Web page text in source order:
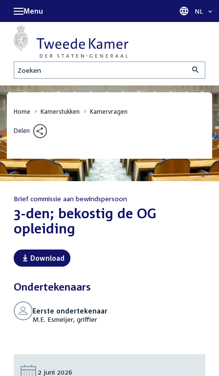
Zoeken
Menu Taal
NL
Home Kamerstukken Kamervragen
Delen
Brief commissie aan bewindspersoon
:3-den; bekostig de OG
opleiding
Download
Ondertekenaars
Eerste ondertekenaar
M.E. Esmeijer, griffier
Datum:
2 juni 2026